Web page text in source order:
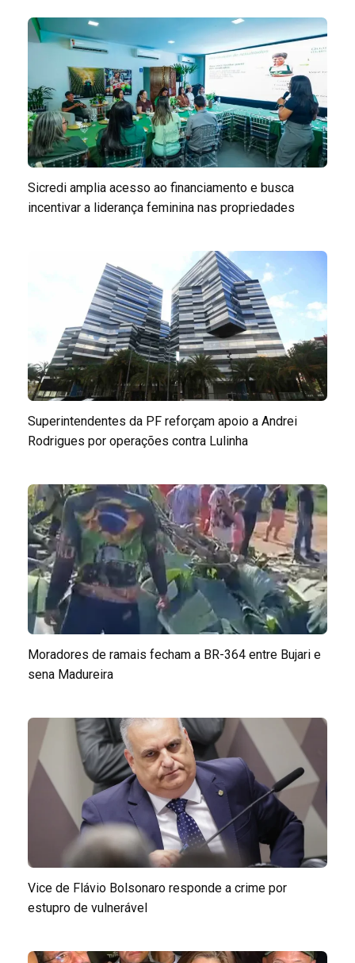
Sicredi amplia acesso ao financiamento e busca
incentivar a liderança feminina nas propriedades
Superintendentes da PF reforçam apoio a Andrei
Rodrigues por operações contra Lulinha
Moradores de ramais fecham a BR-364 entre Bujari e
sena Madureira
Vice de Flávio Bolsonaro responde a crime por
estupro de vulnerável